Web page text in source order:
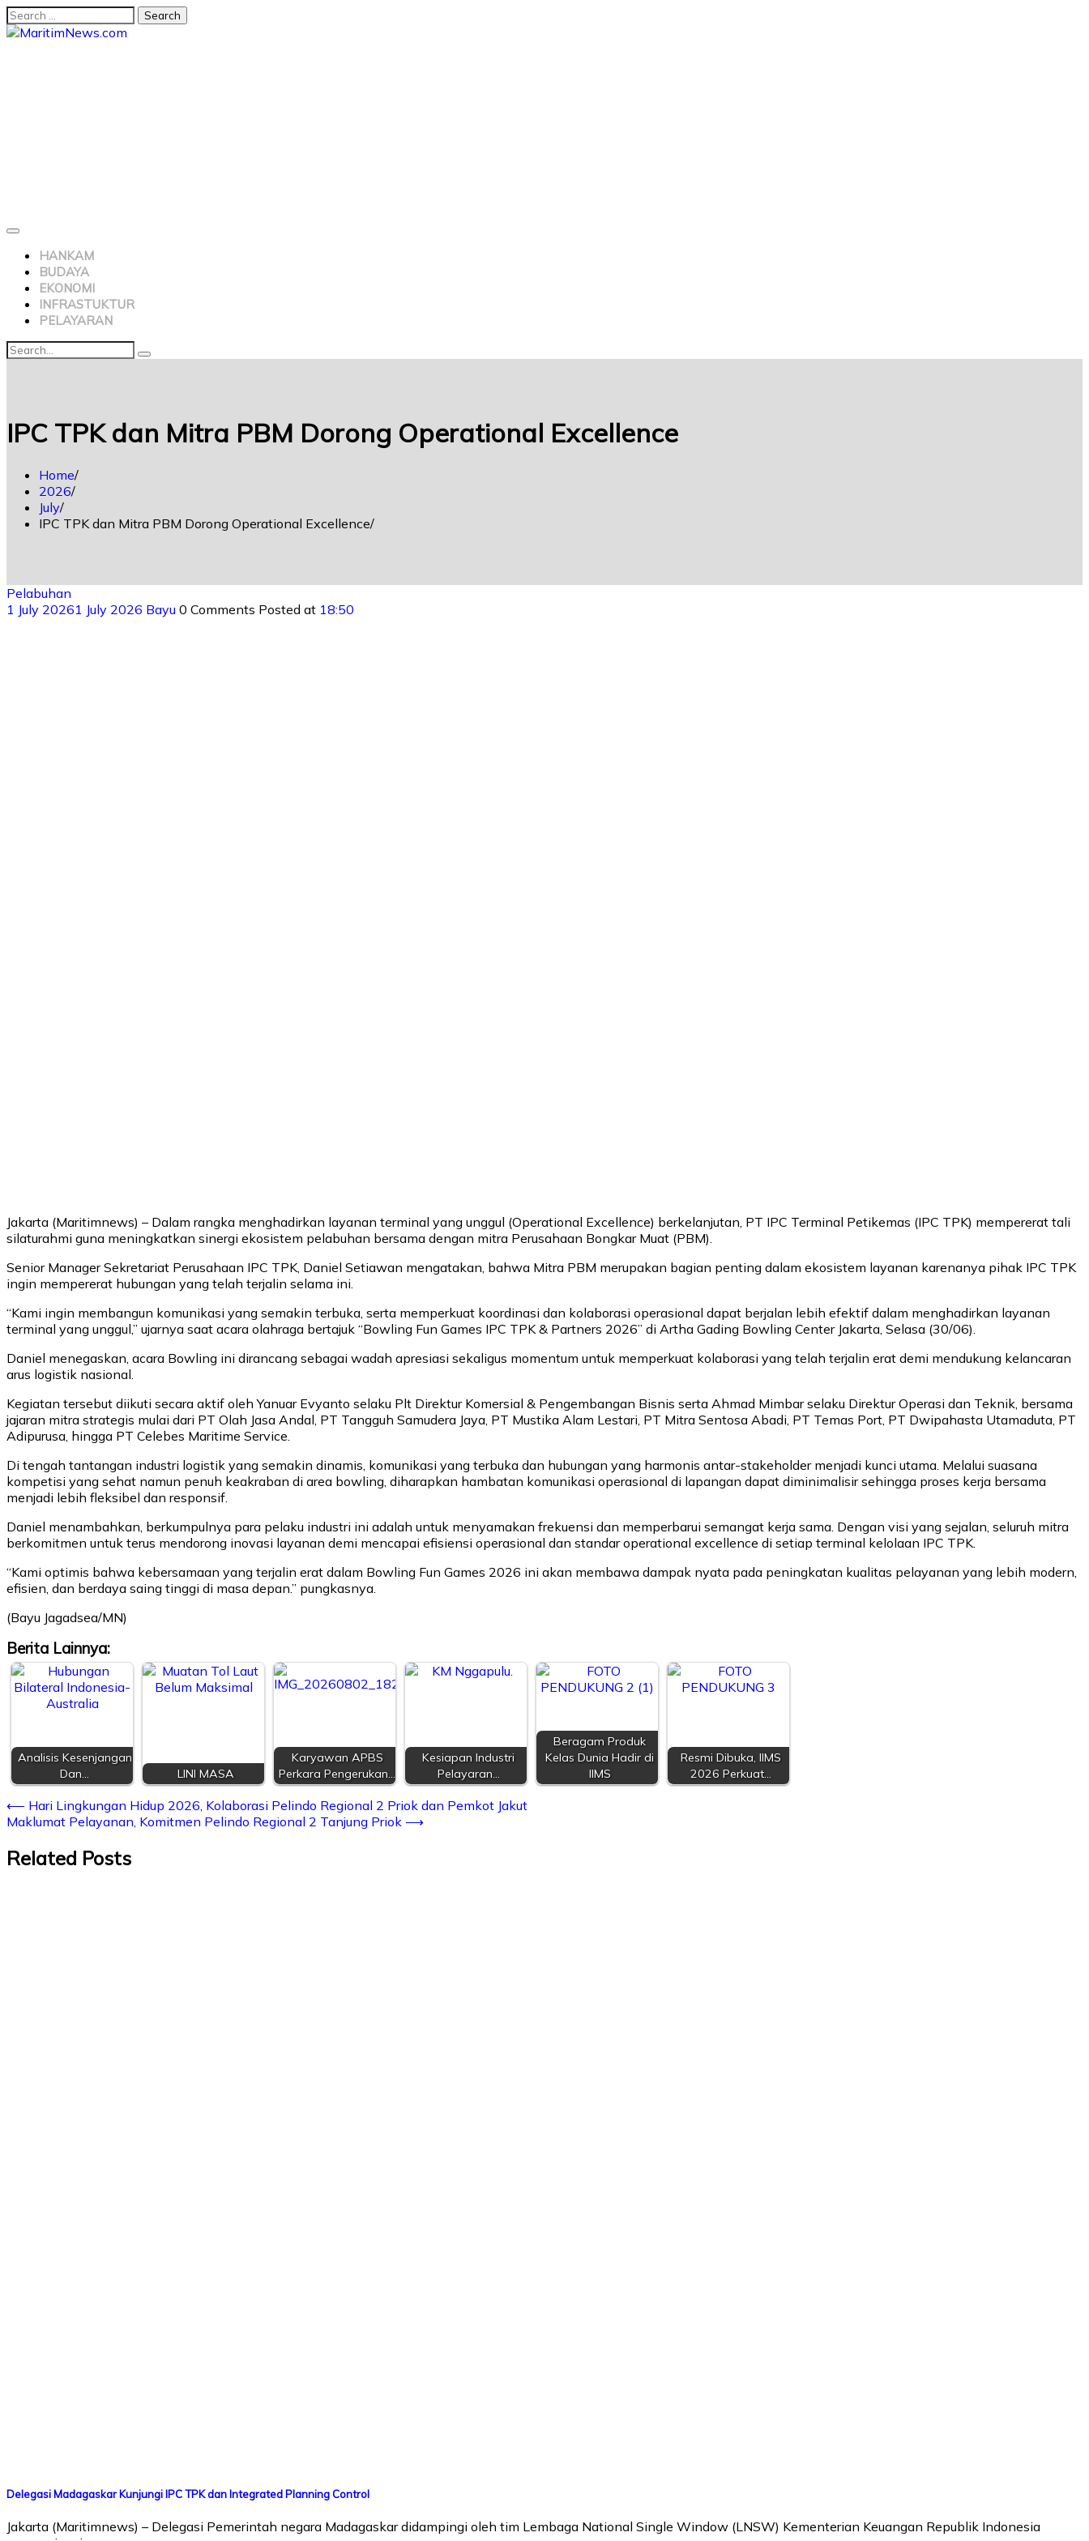
HANKAM
BUDAYA
EKONOMI
INFRASTUKTUR
PELAYARAN
IPC TPK dan Mitra PBM Dorong Operational Excellence
Home
2026
July
IPC TPK dan Mitra PBM Dorong Operational Excellence
Pelabuhan
1 July 20261 July 2026 Bayu 0 Comments Posted at 18:50
Jakarta (Maritimnews) – Dalam rangka menghadirkan layanan terminal yang unggul (Operational Excellence) berkelanjutan, PT IPC Terminal Petikemas (IPC TPK) mempererat tali
silaturahmi guna meningkatkan sinergi ekosistem pelabuhan bersama dengan mitra Perusahaan Bongkar Muat (PBM).
Senior Manager Sekretariat Perusahaan IPC TPK, Daniel Setiawan mengatakan, bahwa Mitra PBM merupakan bagian penting dalam ekosistem layanan karenanya pihak IPC TPK
ingin mempererat hubungan yang telah terjalin selama ini.
“Kami ingin membangun komunikasi yang semakin terbuka, serta memperkuat koordinasi dan kolaborasi operasional dapat berjalan lebih efektif dalam menghadirkan layanan
terminal yang unggul,” ujarnya saat acara olahraga bertajuk “Bowling Fun Games IPC TPK & Partners 2026” di Artha Gading Bowling Center Jakarta, Selasa (30/06).
Daniel menegaskan, acara Bowling ini dirancang sebagai wadah apresiasi sekaligus momentum untuk memperkuat kolaborasi yang telah terjalin erat demi mendukung kelancaran
arus logistik nasional.
Kegiatan tersebut diikuti secara aktif oleh Yanuar Evyanto selaku Plt Direktur Komersial & Pengembangan Bisnis serta Ahmad Mimbar selaku Direktur Operasi dan Teknik, bersama
jajaran mitra strategis mulai dari PT Olah Jasa Andal, PT Tangguh Samudera Jaya, PT Mustika Alam Lestari, PT Mitra Sentosa Abadi, PT Temas Port, PT Dwipahasta Utamaduta, PT
Adipurusa, hingga PT Celebes Maritime Service.
Di tengah tantangan industri logistik yang semakin dinamis, komunikasi yang terbuka dan hubungan yang harmonis antar-stakeholder menjadi kunci utama. Melalui suasana
kompetisi yang sehat namun penuh keakraban di area bowling, diharapkan hambatan komunikasi operasional di lapangan dapat diminimalisir sehingga proses kerja bersama
menjadi lebih fleksibel dan responsif.
Daniel menambahkan, berkumpulnya para pelaku industri ini adalah untuk menyamakan frekuensi dan memperbarui semangat kerja sama. Dengan visi yang sejalan, seluruh mitra
berkomitmen untuk terus mendorong inovasi layanan demi mencapai efisiensi operasional dan standar operational excellence di setiap terminal kelolaan IPC TPK.
“Kami optimis bahwa kebersamaan yang terjalin erat dalam Bowling Fun Games 2026 ini akan membawa dampak nyata pada peningkatan kualitas pelayanan yang lebih modern,
efisien, dan berdaya saing tinggi di masa depan.” pungkasnya.
(Bayu Jagadsea/MN)
Berita Lainnya:
Analisis Kesenjangan
Dan…
LINI MASA
Karyawan APBS
Perkara Pengerukan…
Kesiapan Industri
Pelayaran…
Beragam Produk
Kelas Dunia Hadir di
IIMS
Resmi Dibuka, IIMS
2026 Perkuat…
⟵ Hari Lingkungan Hidup 2026, Kolaborasi Pelindo Regional 2 Priok dan Pemkot Jakut
Maklumat Pelayanan, Komitmen Pelindo Regional 2 Tanjung Priok ⟶
Related Posts
Delegasi Madagaskar Kunjungi IPC TPK dan Integrated Planning Control
Jakarta (Maritimnews) – Delegasi Pemerintah negara Madagaskar didampingi oleh tim Lembaga National Single Window (LNSW) Kementerian Keuangan Republik Indonesia